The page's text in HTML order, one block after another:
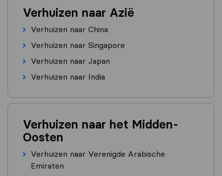
Verhuizen naar Azië
Verhuizen naar China
Verhuizen naar Singapore
Verhuizen naar Japan
Verhuizen naar India
Verhuizen naar het Midden-
Oosten
Verhuizen naar Verenigde Arabische
Emiraten